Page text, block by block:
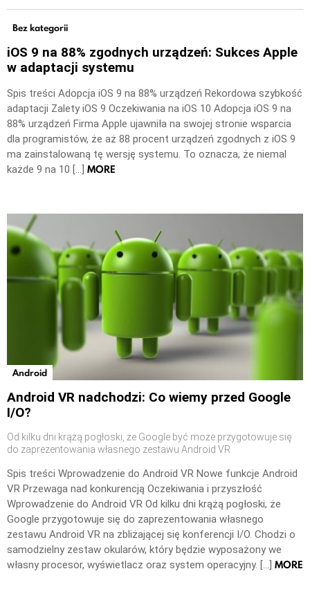
Bez kategorii
iOS 9 na 88% zgodnych urządzeń: Sukces Apple
w adaptacji systemu
Spis treści Adopcja iOS 9 na 88% urządzeń Rekordowa szybkość
adaptacji Zalety iOS 9 Oczekiwania na iOS 10 Adopcja iOS 9 na
88% urządzeń Firma Apple ujawniła na swojej stronie wsparcia
dla programistów, że aż 88 procent urządzeń zgodnych z iOS 9
ma zainstalowaną tę wersję systemu. To oznacza, że niemal
każde 9 na 10 […] MORE
Android
Android VR nadchodzi: Co wiemy przed Google
I/O?
Od kilku dni krążą pogłoski, że Google być może przygotowuje się
do zaprezentowania własnego zestawu Android VR
Spis treści Wprowadzenie do Android VR Nowe funkcje Android
VR Przewaga nad konkurencją Oczekiwania i przyszłość
Wprowadzenie do Android VR Od kilku dni krążą pogłoski, że
Google przygotowuje się do zaprezentowania własnego
zestawu Android VR na zbliżającej się konferencji I/O. Chodzi o
samodzielny zestaw okularów, który będzie wyposażony we
własny procesor, wyświetlacz oraz system operacyjny. […] MORE